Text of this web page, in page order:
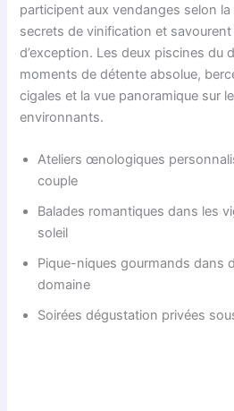
participent aux vendanges selon
secrets de vinification et
d’exception. Les deux piscines du
moments de détente absolue,
cigales et la vue panoramique sur
environnants.
Ateliers œnologiques
couple
Balades romantiques dans les
soleil
Pique-niques gourmands dans
domaine
Soirées dégustation privées